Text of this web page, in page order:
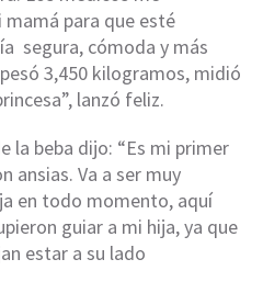
mamá para que esté
segura, cómoda y más
3,450 kilogramos, midió
lanzó feliz.
la beba dijo: “Es mi primer
ansias. Va a ser muy
en todo momento, aquí
guiar a mi hija, ya que
estar a su lado